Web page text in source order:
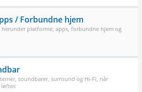
/ Forbundne hjem
herunder platforme, apps, forbundne hjem og
soundbarer, surround og Hi-Fi, når
løftes